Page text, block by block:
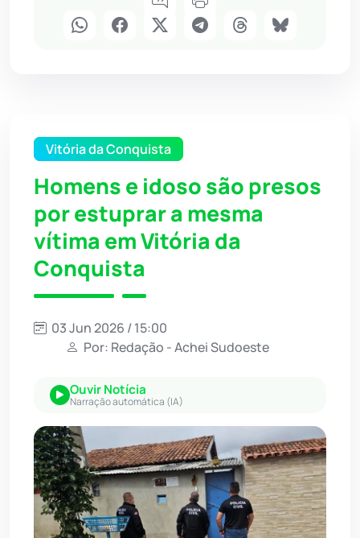
Vitória da Conquista
Homens e idoso são presos
por estuprar a mesma
vítima em Vitória da
Conquista
03 Jun 2026 / 15:00
Por: Redação - Achei Sudoeste
Ouvir Notícia
Narração automática (IA)